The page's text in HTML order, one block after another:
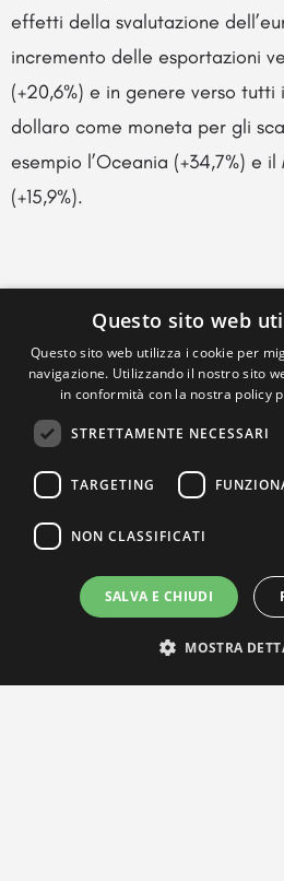
effetti della svalutazione
incremento delle esportazioni
(+20,6%) e in genere verso
dollaro come moneta per gli
esempio l’Oceania (+34,7%) e
(+15,9%).
Questo sito web
Questo sito web utilizza i cookie per
navigazione. Utilizzando il nostro sito
in conformità con la nostra policy
STRETTAMENTE NECESSARI
TARGETING
NON CLASSIFICATI
SALVA E CHIUDI
MOSTRA